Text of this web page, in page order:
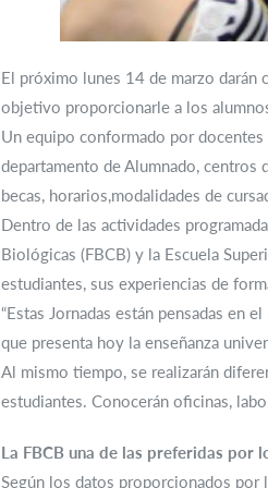
El próximo lunes 14 de marzo
objetivo proporcionarle a los
Un equipo conformado por docentes
departamento de Alumnado, centros
becas, horarios,modalidades de
Dentro de las actividades
Biológicas (FBCB) y la Escuela
estudiantes, sus experiencias de
“Estas Jornadas están pensadas en
que presenta hoy la enseñanza
Al mismo tiempo, se realizarán
estudiantes. Conocerán oficinas,
La FBCB una de las preferidas por
Según los datos proporcionados por